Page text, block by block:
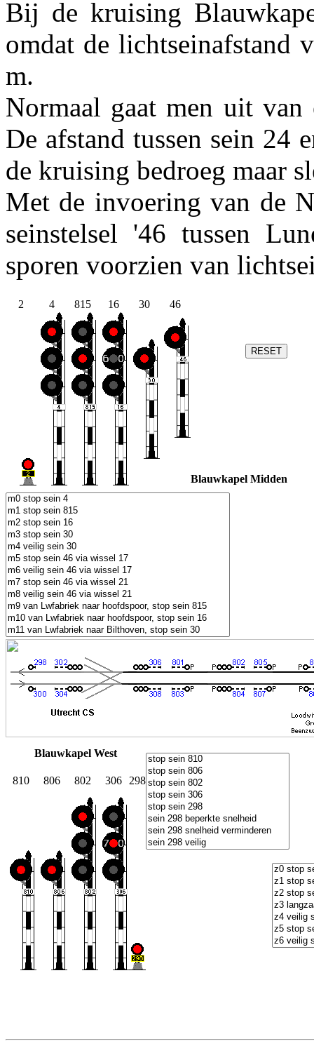
Bij de kruising
omdat de lichtseinafstand
m.
Normaal gaat men uit van
De afstand tussen sein 24
de kruising bedroeg maar
Met de invoering van de
seinstelsel '46 tussen
sporen voorzien van
2 4 815 16 30 46
Blauwkapel Midden
Blauwkapel West
810 806 802 306 298